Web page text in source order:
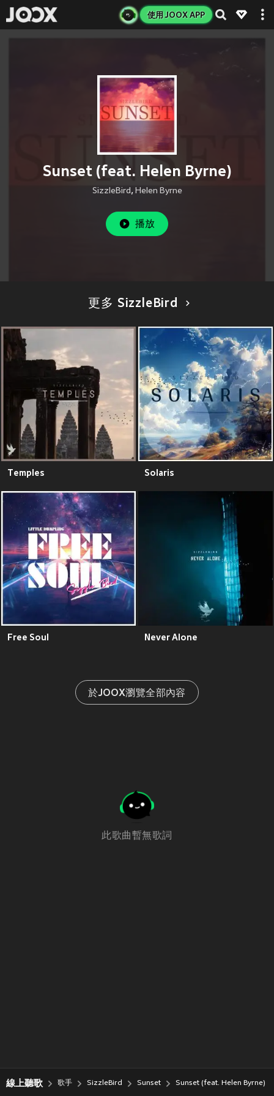
使用 JOOX APP
Sunset (feat. Helen Byrne)
SizzleBird , Helen Byrne
播放
更多 SizzleBird
Temples Solaris
Free Soul Never Alone
於JOOX瀏覽全部內容
此歌曲暫無歌詞
線上聽歌 歌手 SizzleBird Sunset Sunset (feat. Helen Byrne)